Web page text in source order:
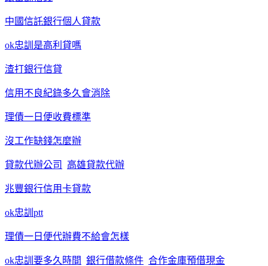
中國信託銀行個人貸款
ok忠訓是高利貸嗎
渣打銀行信貸
信用不良紀錄多久會消除
理債一日便收費標準
沒工作缺錢怎麼辦
貸款代辦公司 高雄貸款代辦
兆豐銀行信用卡貸款
ok忠訓ptt
理債一日便代辦費不給會怎樣
ok忠訓要多久時間 銀行借款條件 合作金庫預借現金